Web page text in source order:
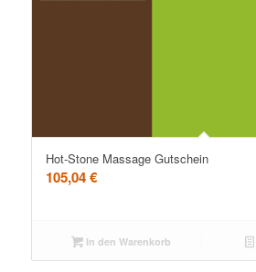
Hot-Stone Massage Gutschein
105,04€
In den Warenkorb